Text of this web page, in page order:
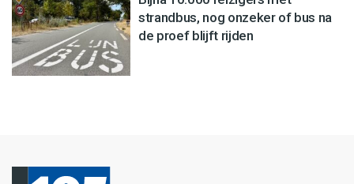
strandbus, nog onzeker of bus na
de proef blijft rijden